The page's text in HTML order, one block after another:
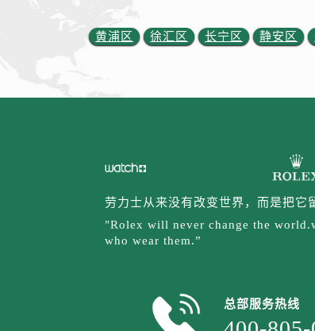
黄浦区 徐汇区 长宁区 静安区
劳力士从来没有改变世界，而是把它
"Rolex will never change the
who wear them.”
总部服务热线